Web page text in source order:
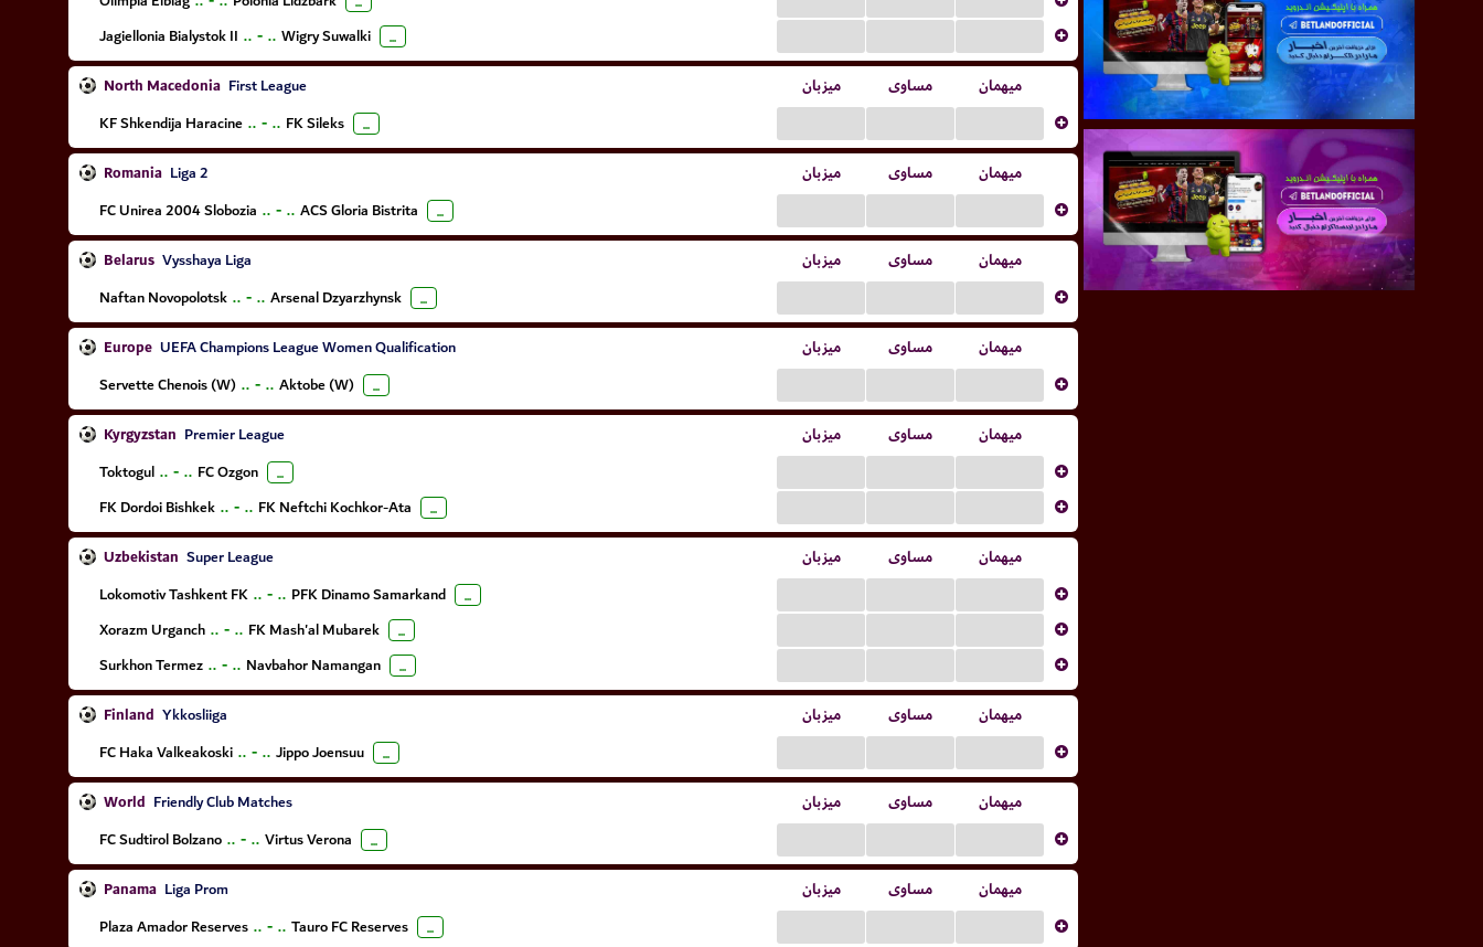
Jagiellonia Bialystok II .. - .. Wigry Suwalki ...
North Macedonia First League میزبان مساوی میهمان
KF Shkendija Haracine .. - .. FK Sileks ...
Romania Liga 2 میزبان مساوی میهمان
FC Unirea 2004 Slobozia .. - .. ACS Gloria Bistrita ...
Belarus Vysshaya Liga میزبان مساوی میهمان
Naftan Novopolotsk .. - .. Arsenal Dzyarzhynsk ...
Europe UEFA Champions League Women Qualification میزبان مساوی میهمان
Servette Chenois (W) .. - .. Aktobe (W) ...
Kyrgyzstan Premier League میزبان مساوی میهمان
Toktogul .. - .. FC Ozgon ...
FK Dordoi Bishkek .. - .. FK Neftchi Kochkor-Ata ...
Uzbekistan Super League میزبان مساوی میهمان
Lokomotiv Tashkent FK .. - .. PFK Dinamo Samarkand ...
Xorazm Urganch .. - .. FK Mash'al Mubarek ...
Surkhon Termez .. - .. Navbahor Namangan ...
Finland Ykkosliiga میزبان مساوی میهمان
FC Haka Valkeakoski .. - .. Jippo Joensuu ...
World Friendly Club Matches میزبان مساوی میهمان
FC Sudtirol Bolzano .. - .. Virtus Verona ...
Panama Liga Prom میزبان مساوی میهمان
Plaza Amador Reserves .. - .. Tauro FC Reserves ...